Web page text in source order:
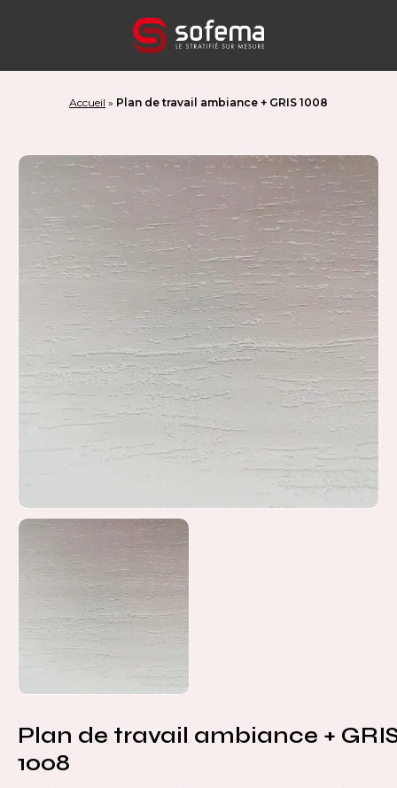
Accueil » Plan de travail ambiance + GRIS 1008
Plan de travail ambiance +
1008